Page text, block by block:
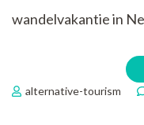
wandelvakantie in
alternative-tourism